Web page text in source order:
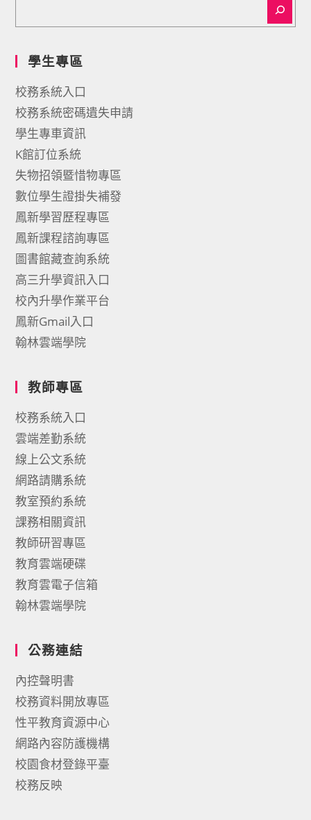
學生專區
校務系統入口
校務系統密碼遺失申請
學生專車資訊
K館訂位系統
失物招領暨惜物專區
數位學生證掛失補發
鳳新學習歷程專區
鳳新課程諮詢專區
圖書館藏查詢系統
高三升學資訊入口
校內升學作業平台
鳳新Gmail入口
翰林雲端學院
教師專區
校務系統入口
雲端差勤系統
線上公文系統
網路請購系統
教室預約系統
課務相關資訊
教師研習專區
教育雲端硬碟
教育雲電子信箱
翰林雲端學院
公務連結
內控聲明書
校務資料開放專區
性平教育資源中心
網路內容防護機構
校園食材登錄平臺
校務反映